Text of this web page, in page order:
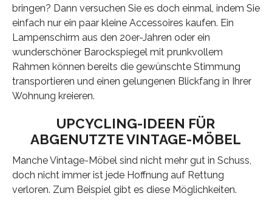
bringen? Dann versuchen Sie es doch einmal, indem Sie
einfach nur ein paar kleine Accessoires kaufen. Ein
Lampenschirm aus den 20er-Jahren oder ein
wunderschöner Barockspiegel mit prunkvollem
Rahmen können bereits die gewünschte Stimmung
transportieren und einen gelungenen Blickfang in Ihrer
Wohnung kreieren.
UPCYCLING-IDEEN FÜR
ABGENUTZTE VINTAGE-MÖBEL
Manche Vintage-Möbel sind nicht mehr gut in Schuss,
doch nicht immer ist jede Hoffnung auf Rettung
verloren. Zum Beispiel gibt es diese Möglichkeiten.